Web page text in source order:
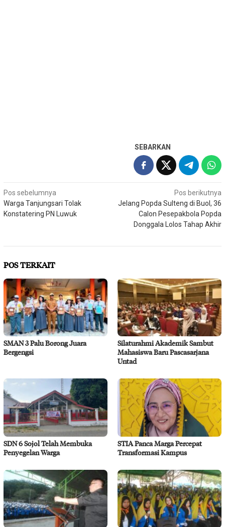
SEBARKAN
Navigasi
pos
Pos sebelumnya
Warga Tanjungsari Tolak
Konstatering PN Luwuk
Pos berikutnya
Jelang Popda Sulteng di Buol, 36
Calon Pesepakbola Popda
Donggala Lolos Tahap Akhir
POS TERKAIT
SMAN 3 Palu Borong Juara
Bergengsi
Silaturahmi Akademik Sambut
Mahasiswa Baru Pascasarjana
Untad
SDN 6 Sojol Telah Membuka
Penyegelan Warga
STIA Panca Marga Percepat
Transformasi Kampus